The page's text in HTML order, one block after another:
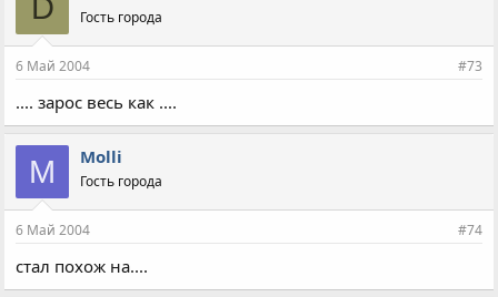
D Гость города
6 Май 2004 #73
.... зарос весь как ....
M Molli
Гость города
6 Май 2004 #74
стал похож на....